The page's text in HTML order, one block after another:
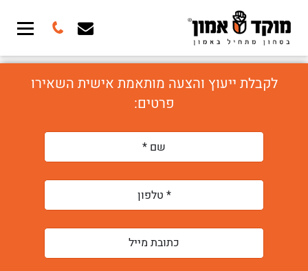
לקבלת ייעוץ והצעה מותאמת אישית השאירו
פרטים: